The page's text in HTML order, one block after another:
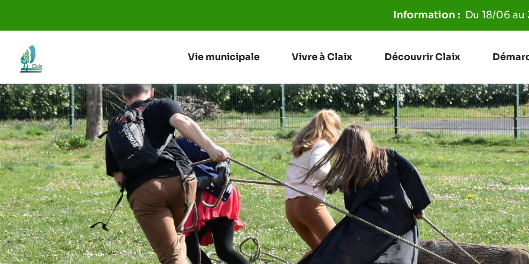
Du 18/06 au 31/08, les poubelles
Vie municipale Vivre à Claix Découvrir Claix